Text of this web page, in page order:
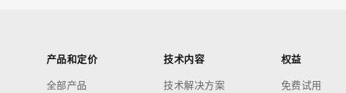
产品和定价
全部产品
技术内容
技术解决方案
权益
免费试用